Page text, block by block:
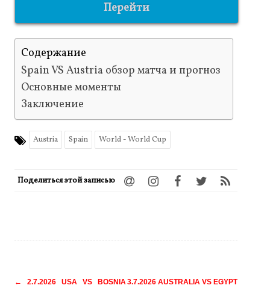
Перейти
Содержание
Spain VS Austria обзор матча и прогноз
Основные моменты
Заключение
Austria Spain World - World Cup
Поделиться этой записью
Навигация
← 2.7.2026 USA VS BOSNIA3.7.2026 AUSTRALIA VS EGYPT